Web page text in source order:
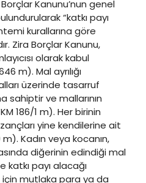
Kanunu’nun genel
“katkı payı
kurallarına göre
Zira Borçlar Kanunu,
olarak kabul
m). Mal ayrılığı
üzerinde tasarruf
sahiptir ve mallarının
186/1 m). Her birinin
yine kendilerine ait
m). Kadın veya kocanın,
diğerinin edindiği mal
katkı payı alacağı
mutlaka para ya da